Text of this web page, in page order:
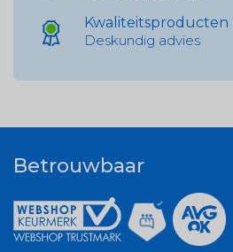
Kwaliteitsproducten
Deskundig advies
Betrouwbaar